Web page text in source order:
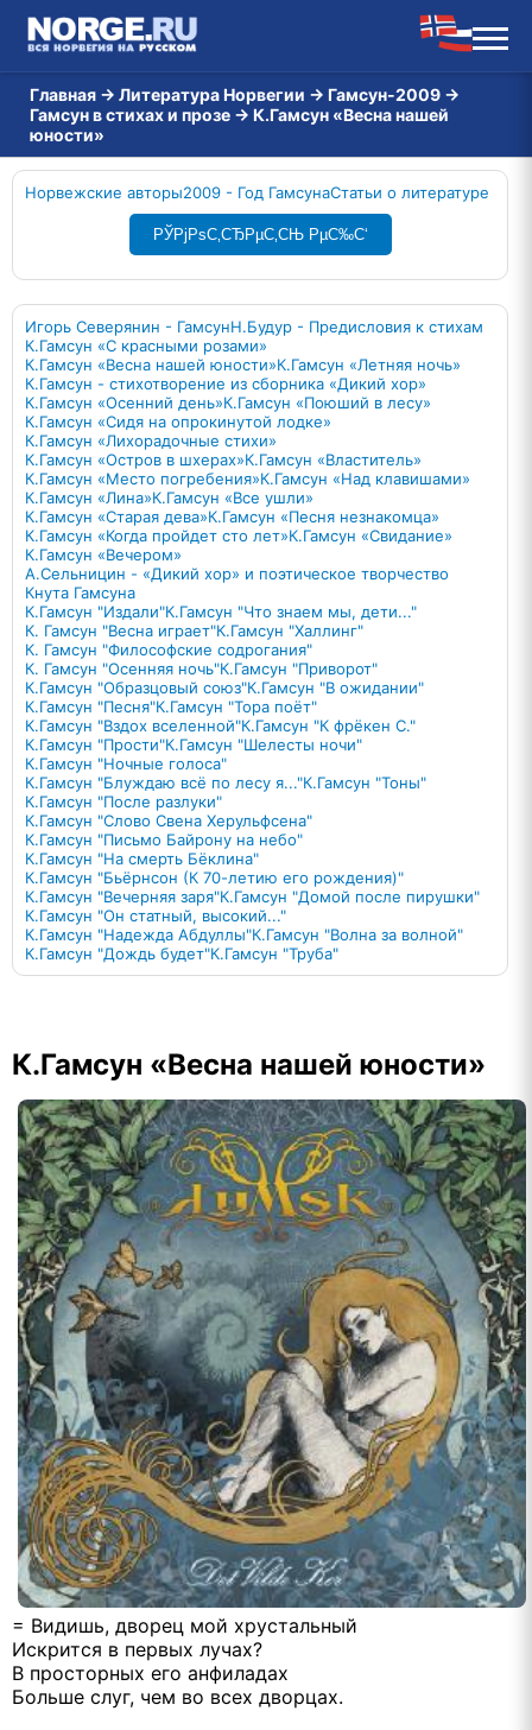
Главная → Литература Норвегии → Гамсун-2009 →
Гамсун в стихах и прозе → К.Гамсун «Весна нашей
юности»
Норвежские авторы2009 - Год ГамсунаСтатьи о литературе
РЎРјРѕС‚СЂРµС‚СЊ РµС‰С‘
Игорь Северянин - ГамсунН.Будур - Предисловия к стихам
К.Гамсун «С красными розами»
К.Гамсун «Весна нашей юности»К.Гамсун «Летняя ночь»
К.Гамсун - стихотворение из сборника «Дикий хор»
К.Гамсун «Осенний день»К.Гамсун «Поюший в лесу»
К.Гамсун «Сидя на опрокинутой лодке»
К.Гамсун «Лихорадочные стихи»
К.Гамсун «Остров в шхерах»К.Гамсун «Властитель»
К.Гамсун «Место погребения»К.Гамсун «Над клавишами»
К.Гамсун «Лина»К.Гамсун «Все ушли»
К.Гамсун «Старая дева»К.Гамсун «Песня незнакомца»
К.Гамсун «Когда пройдет сто лет»К.Гамсун «Свидание»
К.Гамсун «Вечером»
А.Сельницин - «Дикий хор» и поэтическое творчество
Кнута Гамсуна
К.Гамсун "Издали"К.Гамсун "Что знаем мы, дети..."
К. Гамсун "Весна играет"К.Гамсун "Халлинг"
К. Гамсун "Философские содрогания"
К. Гамсун "Осенняя ночь"К.Гамсун "Приворот"
К.Гамсун "Образцовый союз"К.Гамсун "В ожидании"
К.Гамсун "Песня"К.Гамсун "Тора поёт"
К.Гамсун "Вздох вселенной"К.Гамсун "К фрёкен С."
К.Гамсун "Прости"К.Гамсун "Шелесты ночи"
К.Гамсун "Ночные голоса"
К.Гамсун "Блуждаю всё по лесу я..."К.Гамсун "Тоны"
К.Гамсун "После разлуки"
К.Гамсун "Слово Свена Херульфсена"
К.Гамсун "Письмо Байрону на небо"
К.Гамсун "На смерть Бёклина"
К.Гамсун "Бьёрнсон (К 70-летию его рождения)"
К.Гамсун "Вечерняя заря"К.Гамсун "Домой после пирушки"
К.Гамсун "Он статный, высокий..."
К.Гамсун "Надежда Абдуллы"К.Гамсун "Волна за волной"
К.Гамсун "Дождь будет"К.Гамсун "Труба"
К.Гамсун «Весна нашей юности»
= Видишь, дворец мой хрустальный
Искрится в первых лучах?
В просторных его анфиладах
Больше слуг, чем во всех дворцах.